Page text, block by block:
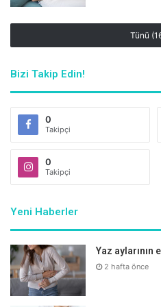
tüketimimizin, ihtiyacımızın
göz önünde bulundurunca
sonuçlara yol açacağı açıkça
23.00’den 07.00’ye kadar
Tünü
Bizi Takip Edin!
0
Takipçi
0
Takipçi
Yeni Haberler
Yaz aylarının
2 hafta önce